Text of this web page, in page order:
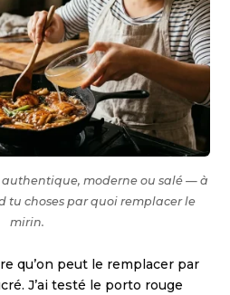
authentique, moderne ou salé — à
tu choses par quoi remplacer le
mirin.
qu’on peut le remplacer par
J’ai testé le porto rouge